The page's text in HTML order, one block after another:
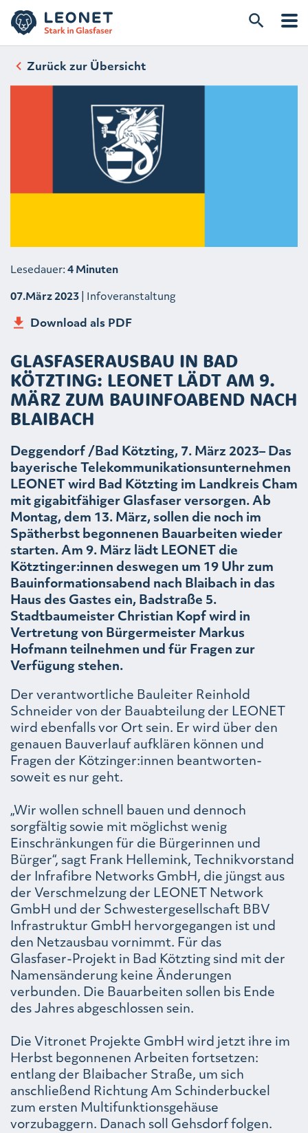
Zurück zur Übersicht
Lesedauer:4 Minuten
07.März 2023| Infoveranstaltung
Download als PDF
GLASFASERAUSBAU IN BAD
KÖTZTING: LEONET LÄDT AM 9.
MÄRZ ZUM BAUINFOABEND NACH
BLAIBACH
Deggendorf /Bad Kötzting, 7. März 2023– Das
bayerische Telekommunikationsunternehmen
LEONET wird Bad Kötzting im Landkreis Cham
mit gigabitfähiger Glasfaser versorgen. Ab
Montag, dem 13. März, sollen die noch im
Spätherbst begonnenen Bauarbeiten wieder
starten. Am 9. März lädt LEONET die
Kötztinger:innen deswegen um 19 Uhr zum
Bauinformationsabend nach Blaibach in das
Haus des Gastes ein, Badstraße 5.
Stadtbaumeister Christian Kopf wird in
Vertretung von Bürgermeister Markus
Hofmann teilnehmen und für Fragen zur
Verfügung stehen.
Der verantwortliche Bauleiter Reinhold
Schneider von der Bauabteilung der LEONET
wird ebenfalls vor Ort sein. Er wird über den
genauen Bauverlauf aufklären können und
Fragen der Kötzinger:innen beantworten-
soweit es nur geht.
„Wir wollen schnell bauen und dennoch
sorgfältig sowie mit möglichst wenig
Einschränkungen für die Bürgerinnen und
Bürger“, sagt Frank Hellemink, Technikvorstand
der Infrafibre Networks GmbH, die jüngst aus
der Verschmelzung der LEONET Network
GmbH und der Schwestergesellschaft BBV
Infrastruktur GmbH hervorgegangen ist und
den Netzausbau vornimmt. Für das
Glasfaser-Projekt in Bad Kötzting sind mit der
Namensänderung keine Änderungen
verbunden. Die Bauarbeiten sollen bis Ende
des Jahres abgeschlossen sein.
Die Vitronet Projekte GmbH wird jetzt ihre im
Herbst begonnenen Arbeiten fortsetzen:
entlang der Blaibacher Straße, um sich
anschließend Richtung Am Schinderbuckel
zum ersten Multifunktionsgehäuse
vorzubaggern. Danach soll Gehsdorf folgen.